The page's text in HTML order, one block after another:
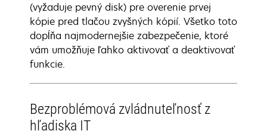
(vyžaduje pevný disk) pre overenie prvej
kópie pred tlačou zvyšných kópií. Všetko toto
dopĺňa najmodernejšie zabezpečenie, ktoré
vám umožňuje ľahko aktivovať a deaktivovať
funkcie.
Bezproblémová zvládnuteľnosť z
hľadiska IT